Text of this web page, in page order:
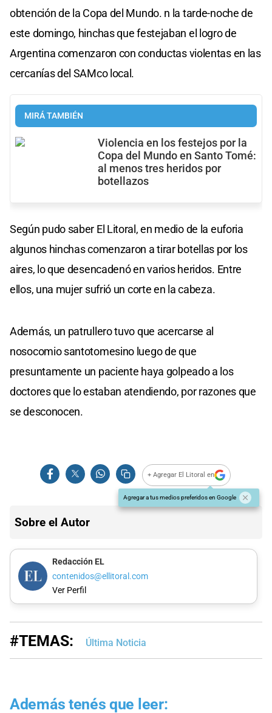
obtención de la Copa del Mundo. n la tarde-noche de
este domingo, hinchas que festejaban el logro de
Argentina comenzaron con conductas violentas en las
cercanías del SAMco local.
MIRÁ TAMBIÉN
Violencia en los festejos por la
Copa del Mundo en Santo Tomé:
al menos tres heridos por
botellazos
Según pudo saber El Litoral, en medio de la euforia
algunos hinchas comenzaron a tirar botellas por los
aires, lo que desencadenó en varios heridos. Entre
ellos, una mujer sufrió un corte en la cabeza.
Además, un patrullero tuvo que acercarse al
nosocomio santotomesino luego de que
presuntamente un paciente haya golpeado a los
doctores que lo estaban atendiendo, por razones que
se desconocen.
+ Agregar El Litoral en
Agregar a tus medios preferidos en Google
Sobre el Autor
Redacción EL
contenidos@ellitoral.com
Ver Perfil
#TEMAS: Última Noticia
Además tenés que leer: